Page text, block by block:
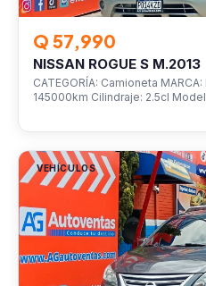
Q 57,990
NISSAN ROGUE S M.2013
CATEGORÍA: Camioneta
145000km Cilindraje: 2.5cl
VEHÍCULOS